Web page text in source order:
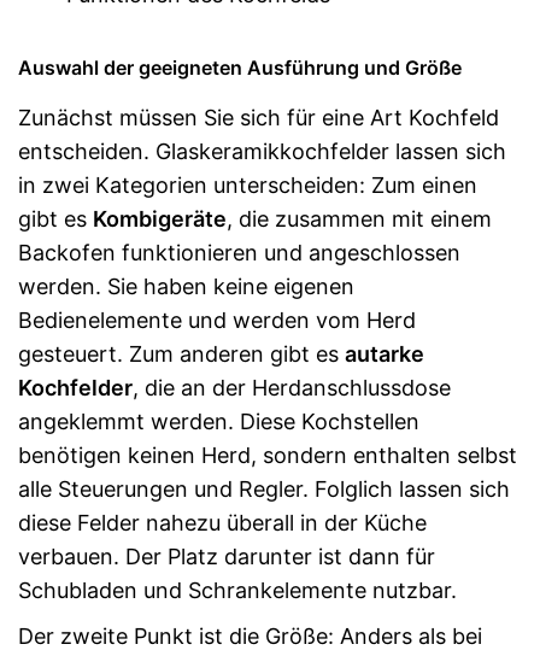
Auswahl der geeigneten Ausführung und Größe
Zunächst müssen Sie sich für eine Art Kochfeld
entscheiden. Glaskeramikkochfelder lassen sich
in zwei Kategorien unterscheiden: Zum einen
gibt es Kombigeräte, die zusammen mit einem
Backofen funktionieren und angeschlossen
werden. Sie haben keine eigenen
Bedienelemente und werden vom Herd
gesteuert. Zum anderen gibt es autarke
Kochfelder, die an der Herdanschlussdose
angeklemmt werden. Diese Kochstellen
benötigen keinen Herd, sondern enthalten selbst
alle Steuerungen und Regler. Folglich lassen sich
diese Felder nahezu überall in der Küche
verbauen. Der Platz darunter ist dann für
Schubladen und Schrankelemente nutzbar.
Der zweite Punkt ist die Größe: Anders als bei